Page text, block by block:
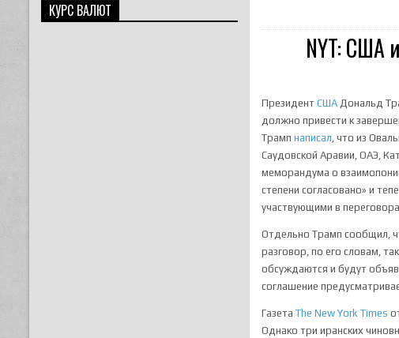
NYT: США
ПрезидентСША Дональд
должно привести к
Трампнаписал, что из
Саудовской Аравии, ОАЭ,
меморандума о
степени согласовано» и
участвующими в
Отдельно Трамп сообщил,
разговор, по его словам,
обсуждаются и будут
соглашение
ГазетаThe New York Times
Однако три иранских
КУРС ВАЛЮТ